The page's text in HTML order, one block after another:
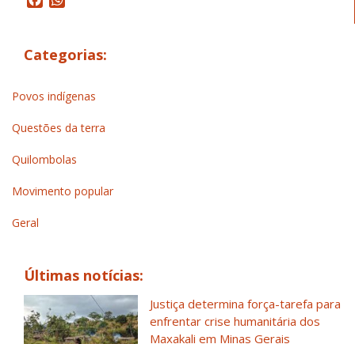
Categorias:
Povos indígenas
Questões da terra
Quilombolas
Movimento popular
Geral
Últimas notícias:
Justiça determina força-tarefa para
enfrentar crise humanitária dos
Maxakali em Minas Gerais